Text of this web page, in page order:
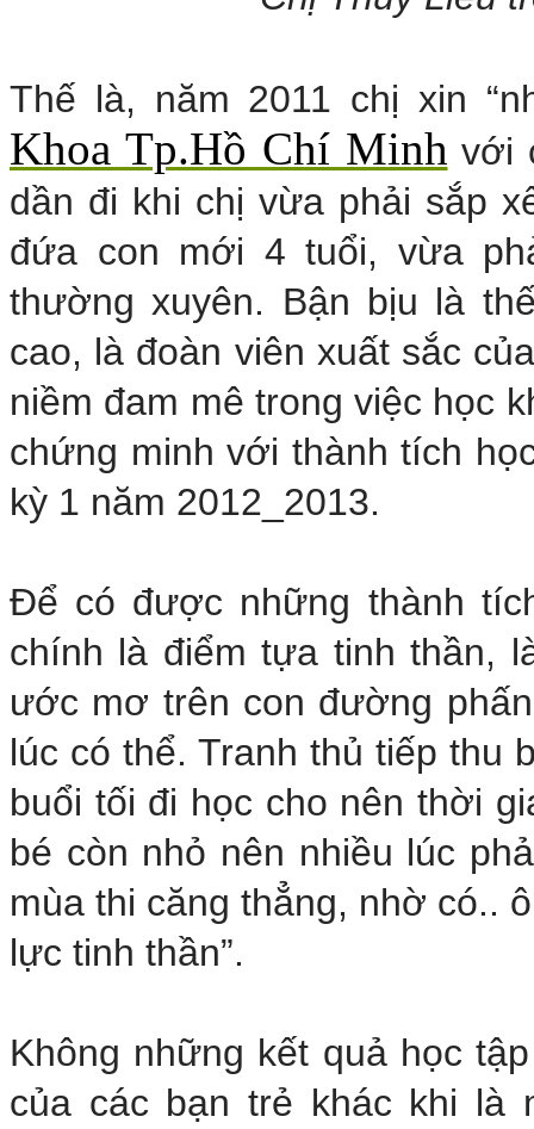
Thế là, năm 2011 chị xin
Khoa Tp.Hồ Chí Minh với
dần đi khi chị vừa phải sắp
đứa con mới 4 tuổi, vừa
thường xuyên. Bận bịu là
cao, là đoàn viên xuất sắc
niềm đam mê trong việc học
chứng minh với thành tích
kỳ 1 năm 2012_2013.
Để có được những thành
chính là điểm tựa tinh thần,
ước mơ trên con đường
lúc có thể. Tranh thủ tiếp thu
buổi tối đi học cho nên thời
bé còn nhỏ nên nhiều lúc
mùa thi căng thẳng, nhờ có..
lực tinh thần”.
Không những kết quả học
của các bạn trẻ khác khi là